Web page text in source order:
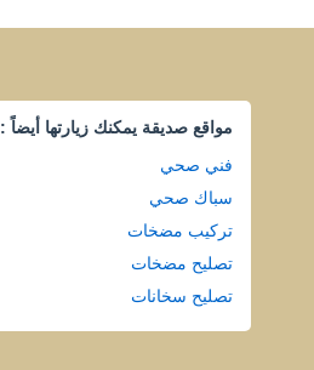
مواقع صديقة يمكنك زيارتها أيضاً :
فني صحي
سباك صحي
تركيب مضخات
تصليح مضخات
تصليح سخانات